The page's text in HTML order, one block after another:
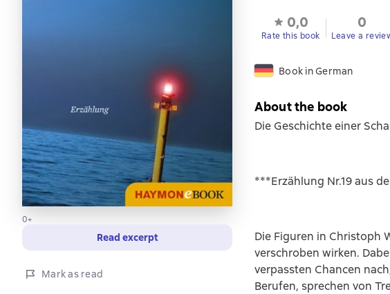
0+
Read excerpt
Mark as read
0,0
Rate this book
0
Leave a
Book in German
About the book
Die Geschichte einer
***Erzählung Nr.19 aus
Die Figuren in Christoph
verschroben wirken.
verpassten Chancen
Berufen, sprechen von